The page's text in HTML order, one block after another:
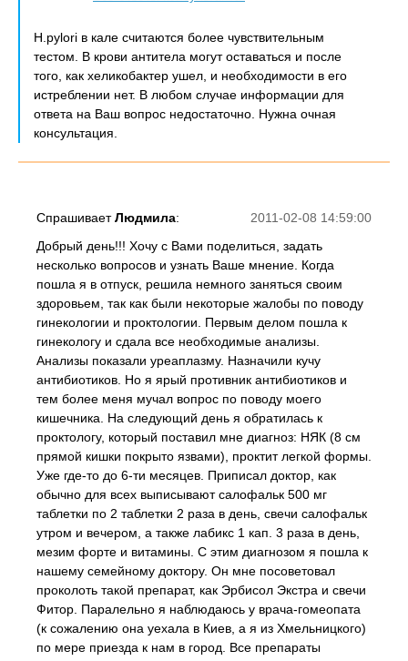
Н.pylori в кале считаются более чувствительным
тестом. В крови антитела могут оставаться и после
того, как хеликобактер ушел, и необходимости в его
истреблении нет. В любом случае информации для
ответа на Ваш вопрос недостаточно. Нужна очная
консультация.
2011-02-08 14:59:00
СпрашиваетЛюдмила:
Добрый день!!! Хочу с Вами поделиться, задать
несколько вопросов и узнать Ваше мнение. Когда
пошла я в отпуск, решила немного заняться своим
здоровьем, так как были некоторые жалобы по поводу
гинекологии и проктологии. Первым делом пошла к
гинекологу и сдала все необходимые анализы.
Анализы показали уреаплазму. Назначили кучу
антибиотиков. Но я ярый противник антибиотиков и
тем более меня мучал вопрос по поводу моего
кишечника. На следующий день я обратилась к
проктологу, который поставил мне диагноз: НЯК (8 см
прямой кишки покрыто язвами), проктит легкой формы.
Уже где-то до 6-ти месяцев. Приписал доктор, как
обычно для всех выписывают салофальк 500 мг
таблетки по 2 таблетки 2 раза в день, свечи салофальк
утром и вечером, а также лабикс 1 кап. 3 раза в день,
мезим форте и витамины. С этим диагнозом я пошла к
нашему семейному доктору. Он мне посоветовал
проколоть такой препарат, как Эрбисол Экстра и свечи
Фитор. Паралельно я наблюдаюсь у врача-гомеопата
(к сожалению она уехала в Киев, а я из Хмельницкого)
по мере приезда к нам в город. Все препараты